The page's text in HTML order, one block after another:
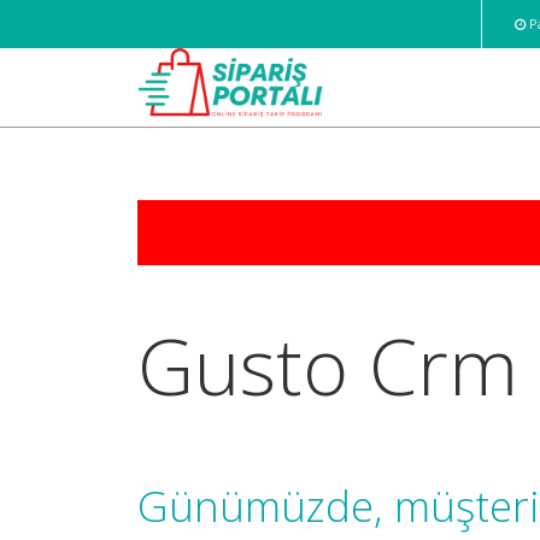
Gusto Crm
Günümüzde,